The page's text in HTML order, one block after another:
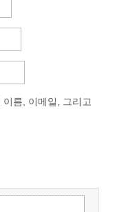
름, 이메일, 그리고